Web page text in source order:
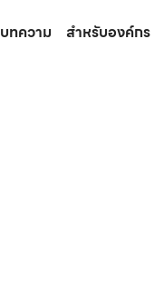
บทความ สำหรับองค์กร